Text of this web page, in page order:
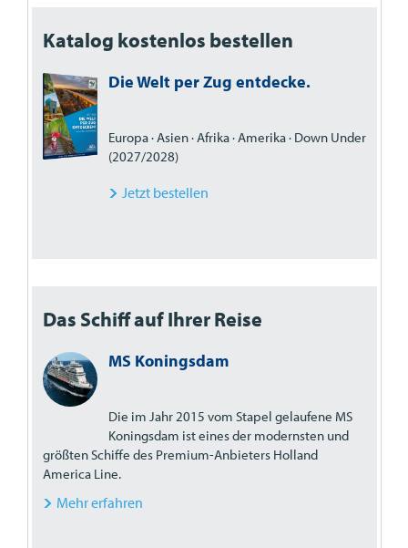
Katalog kostenlos bestellen
Die Welt per Zug entdecke.
Europa · Asien · Afrika · Amerika · Down Under
(2027/2028)
Jetzt bestellen
Das Schiff auf Ihrer Reise
MS Koningsdam
Die im Jahr 2015 vom Stapel gelaufene MS
Koningsdam ist eines der modernsten und
größten Schiffe des Premium-Anbieters Holland
America Line.
Mehr erfahren